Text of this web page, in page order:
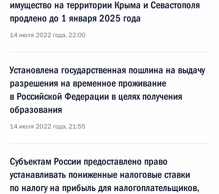
имущество на территории Крыма и Севастополя
продлено до 1 января 2025 года
14 июля 2022 года, 22:00
Установлена государственная пошлина на выдачу
разрешения на временное проживание
в Российской Федерации в целях получения
образования
14 июля 2022 года, 21:55
Субъектам России предоставлено право
устанавливать пониженные налоговые ставки
по налогу на прибыль для налогоплательщиков,